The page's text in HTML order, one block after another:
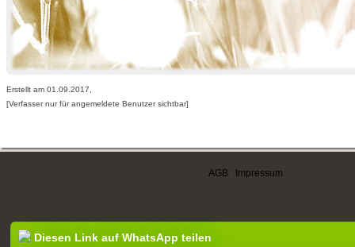
Erstellt am 01.09.2017,
[Verfasser nur für angemeldete Benutzer sichtbar]
AGB Impressum
Diesen Link auf WhatsApp teilen